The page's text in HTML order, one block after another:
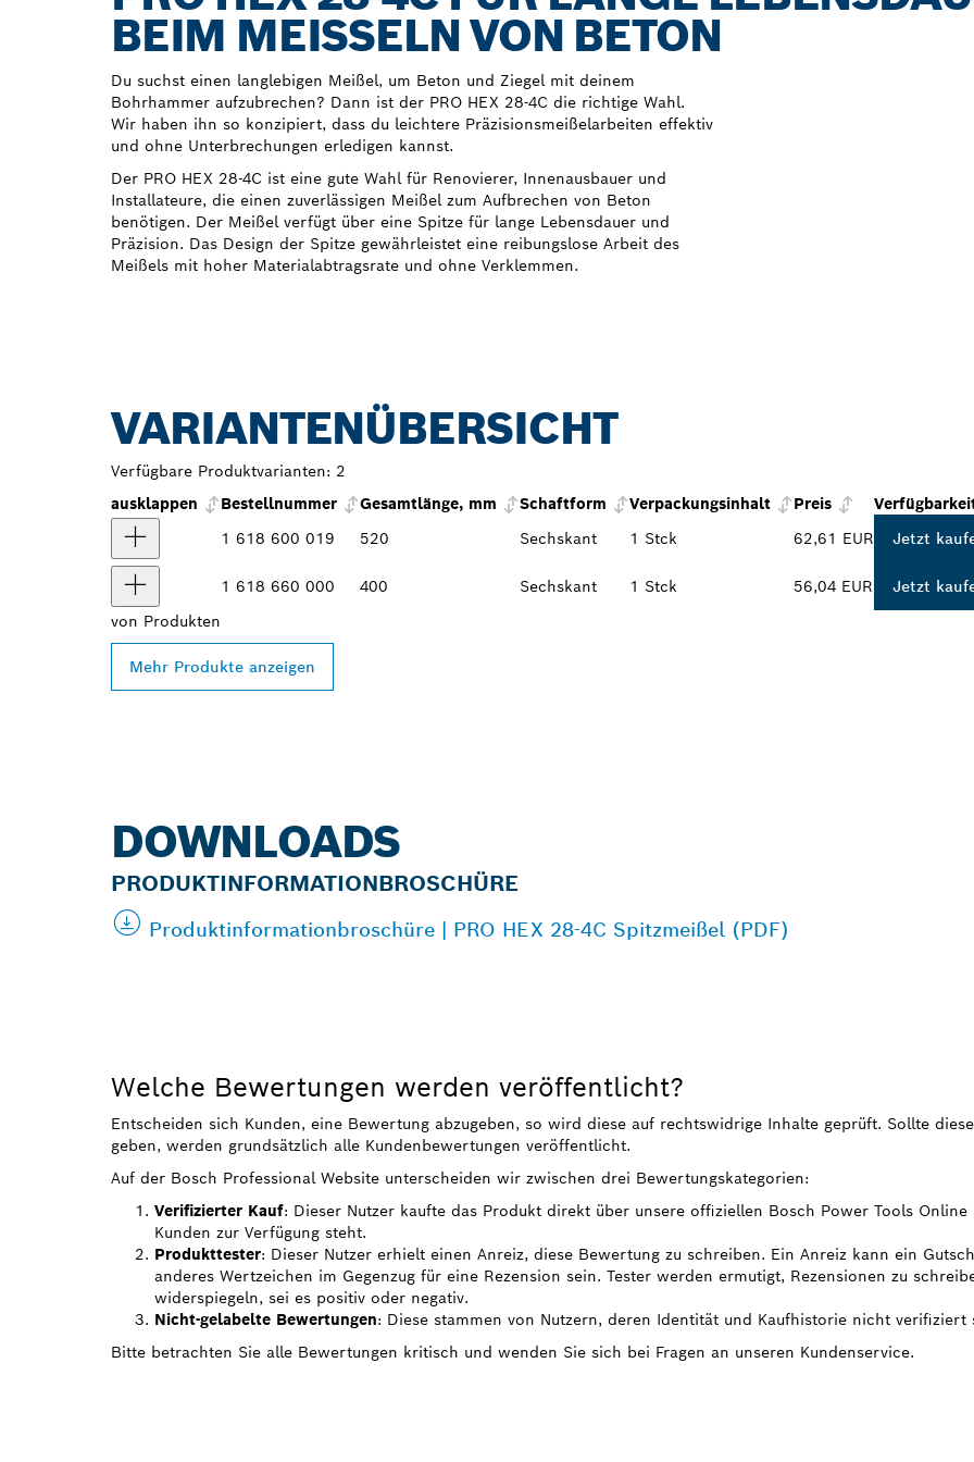
BEIM MEISSELN VON BETON
Du suchst einen langlebigen Meißel, um Beton und Ziegel mit deinem
Bohrhammer aufzubrechen? Dann ist der PRO HEX 28-4C die richtige Wahl.
Wir haben ihn so konzipiert, dass du leichtere Präzisionsmeißelarbeiten effektiv
und ohne Unterbrechungen erledigen kannst.
Der PRO HEX 28-4C ist eine gute Wahl für Renovierer, Innenausbauer und
Installateure, die einen zuverlässigen Meißel zum Aufbrechen von Beton
benötigen. Der Meißel verfügt über eine Spitze für lange Lebensdauer und
Präzision. Das Design der Spitze gewährleistet eine reibungslose Arbeit des
Meißels mit hoher Materialabtragsrate und ohne Verklemmen.
VARIANTENÜBERSICHT
Verfügbare Produktvarianten: 2
ausklappen
Bestellnummer Gesamtlänge, mm Schaftform Verpackungsinhalt Preis
1 618 600 019
520 Sechskant 1 Stck 62,61 EUR Jetzt
1 618 660 000 400 Sechskant 1 Stck 56,04 EUR
Jetzt
von Produkten
Mehr Produkte anzeigen
DOWNLOADS
PRODUKTINFORMATIONBROSCHÜRE
Produktinformationbroschüre | PRO HEX 28-4C Spitzmeißel (PDF)
Welche Bewertungen werden veröffentlicht?
Entscheiden sich Kunden, eine Bewertung abzugeben, so wird diese auf rechtswidrige Inhalte geprüft. Sollte
geben, werden grundsätzlich alle Kundenbewertungen veröffentlicht.
Auf der Bosch Professional Website unterscheiden wir zwischen drei Bewertungskategorien:
Verifizierter Kauf: Dieser Nutzer kaufte das Produkt direkt über unsere offiziellen Bosch Power Tools
Kunden zur Verfügung steht.
Produkttester: Dieser Nutzer erhielt einen Anreiz, diese Bewertung zu schreiben. Ein Anreiz kann ein
anderes Wertzeichen im Gegenzug für eine Rezension sein. Tester werden ermutigt, Rezensionen zu
widerspiegeln, sei es positiv oder negativ.
Nicht-gelabelte Bewertungen: Diese stammen von Nutzern, deren Identität und Kaufhistorie nicht
Bitte betrachten Sie alle Bewertungen kritisch und wenden Sie sich bei Fragen an unseren Kundenservice.